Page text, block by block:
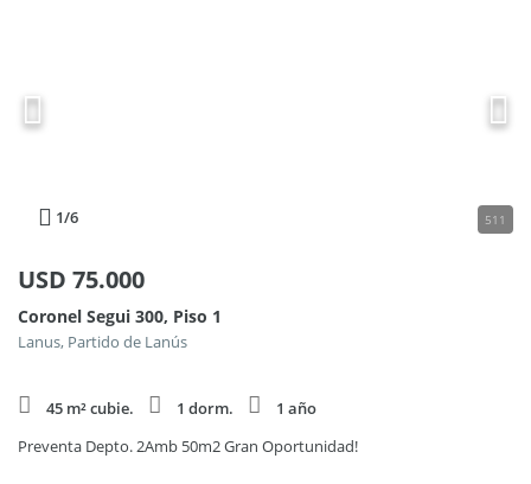
1/6 511
USD 75.000
Coronel Segui 300, Piso 1
Lanus, Partido de Lanús
45 m² cubie. 1 dorm.
1 año
Preventa Depto. 2Amb 50m2 Gran Oportunidad!